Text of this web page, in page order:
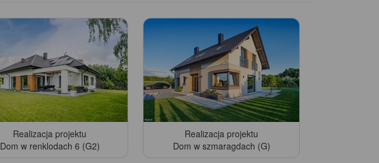
Realizacja projektu
Dom w renklodach 6 (G2)
Realizacja projektu
Dom w szmaragdach (G)